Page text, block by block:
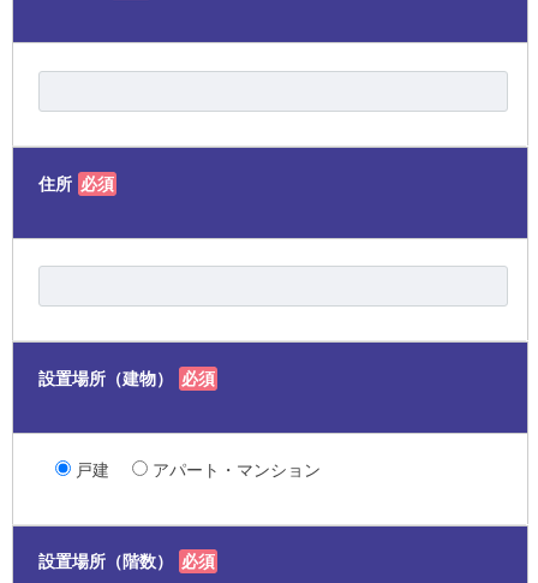
住所 必須
設置場所（建物） 必須
戸建 アパート・マンション
設置場所（階数） 必須